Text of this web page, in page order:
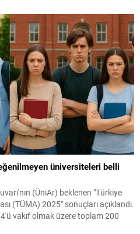
Prof. Dr. Ferudun Yılmaz,
Çiftci ve Prof. Dr. İrfan Kırıştıoğlu,
üniversiteleri belli
(ÜniAr) beklenen "Türkiye
(TÜMA) 2025" sonuçları açıklandı.
vakıf olmak üzere toplam 200